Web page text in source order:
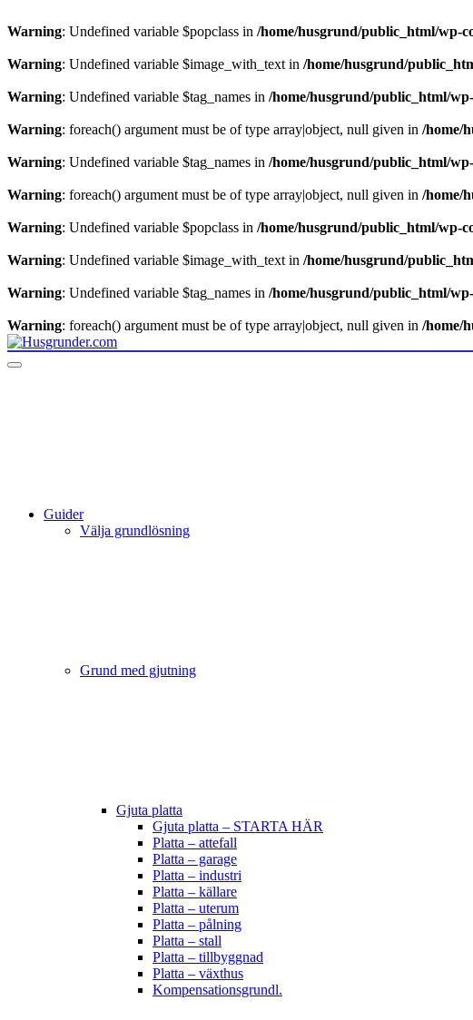
Warning: Undefined variable $popclass in /home/husgrund/public_html/wp-
Warning: Undefined variable $image_with_text in /home/husgrund/
Warning: Undefined variable $tag_names in /home/husgrund/public_html/
Warning: foreach() argument must be of type array|object, null given in /home/
Warning: Undefined variable $tag_names in /home/husgrund/public_html/
Warning: foreach() argument must be of type array|object, null given in /home/
Warning: Undefined variable $popclass in /home/husgrund/public_html/wp-
Warning: Undefined variable $image_with_text in /home/husgrund/
Warning: Undefined variable $tag_names in /home/husgrund/public_html/
Warning: foreach() argument must be of type array|object, null given in /home/
Guider
Välja grundlösning
Grund med gjutning
Gjuta platta
Gjuta platta – STARTA HÄR
Platta – attefall
Platta – garage
Platta – industri
Platta – källare
Platta – uterum
Platta – pålning
Platta – stall
Platta – tillbyggnad
Platta – växthus
Kompensationsgrundl.